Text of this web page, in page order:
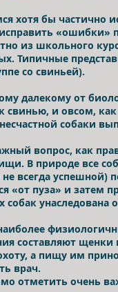
хотя бы частично
«ошибки»
из школьного
Типичные
со свиньей).
далекому от
свинью, и овсом,
собаки
вопрос, как
В природе все
всегда успешной)
«от пуза» и затем
унаследована
составляют
а пищу им
врач.
отметить очень